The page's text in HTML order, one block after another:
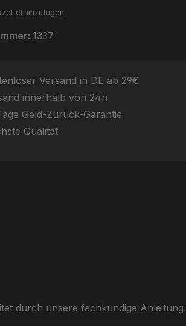
hinzufügen
1337
Versand in DE ab 29€
innerhalb von 24h
Geld-Zurück-Garantie
Qualität
durch unsere fachkundige Anleitung.